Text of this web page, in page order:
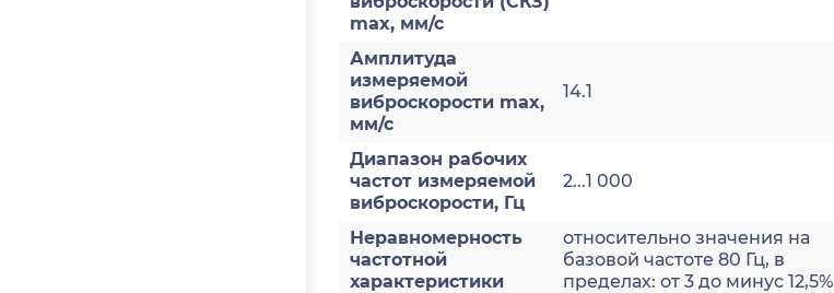
max, мм/с
Амплитуда
измеряемой
виброскорости max,
мм/с
14.1
Диапазон рабочих
частот измеряемой
виброскорости, Гц
2...1 000
Неравномерность
частотной
характеристики
относительно значения на
базовой частоте 80 Гц, в
пределах: от 3 до минус 12,5%